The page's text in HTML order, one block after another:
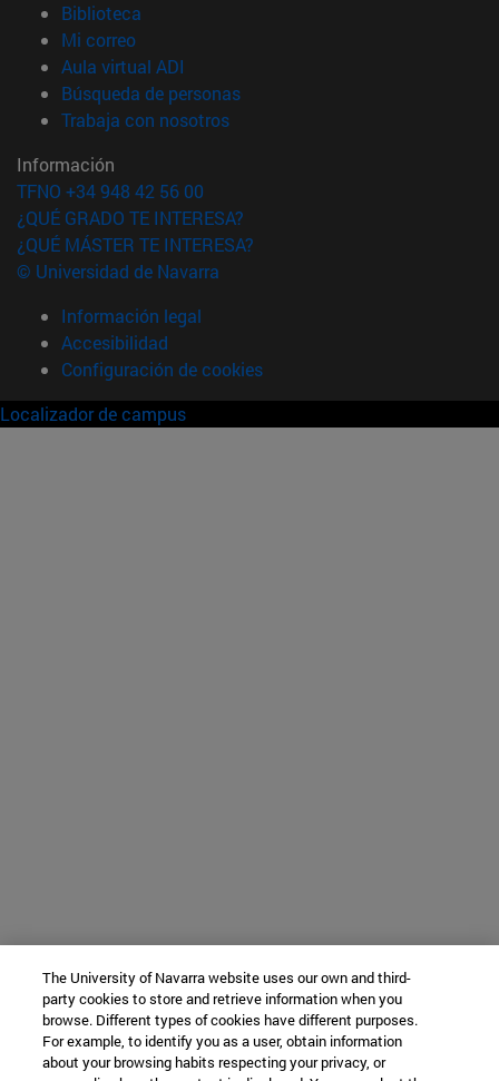
Biblioteca
Mi correo(abre en nueva ventana)
Aula virtual ADI
Búsqueda de personas(abre en nueva ventana)
Trabaja con nosotros(abre en nueva ventana)
Información
TFNO +34 948 42 56 00
¿QUÉ GRADO TE INTERESA?
¿QUÉ MÁSTER TE INTERESA?
© Universidad de Navarra
Información legal
Accesibilidad
Configuración de cookies
Localizador de campus
The University of Navarra website uses our own and third-
party cookies to store and retrieve information when you
browse. Different types of cookies have different purposes.
For example, to identify you as a user, obtain information
about your browsing habits respecting your privacy, or